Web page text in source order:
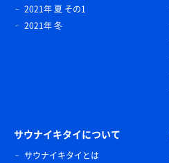
2021年 夏 その1
2021年 冬
サウナイキタイについて
サウナイキタイとは